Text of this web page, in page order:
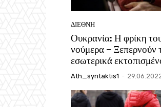
ΔΙΕΘΝΗ
Ουκρανία: Η φρίκη
νούμερα – Ξεπερνούν
εσωτερικά
Ath_syntaktis1 -